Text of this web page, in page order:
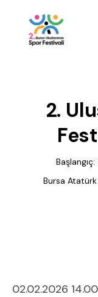
2.
Bursa
02.02.2026